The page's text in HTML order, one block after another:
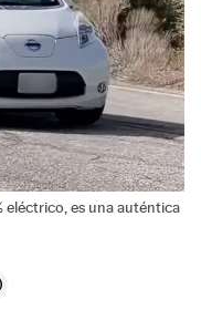
es una auténtica